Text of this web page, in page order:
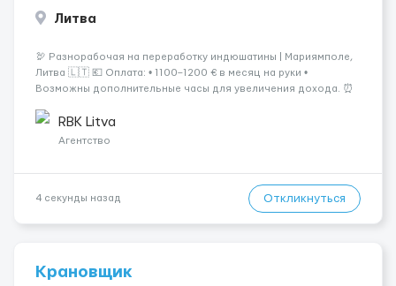
Литва
🦃 Разнорабочая на переработку индюшатины | Мариямполе,
Литва 🇱🇹 💶 Оплата: • 1100–1200 € в месяц на руки •
Возможны дополнительные часы для увеличения дохода. ⏰
с 06:00 (иногда с 07:00...
RBK Litva
Агентство
4 секунды назад Откликнуться
Крановщик